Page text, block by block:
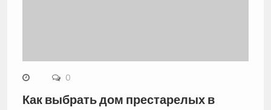
0
Как выбрать дом престарелых в